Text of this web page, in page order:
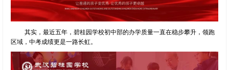
其实，最近五年，碧桂园学校初中部的办学质量一直在稳步攀升，领跑
区域，中考成绩更是一路长虹。